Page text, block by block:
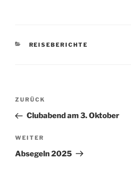
KATEGORIEN
REISEBERICHTE
Beitragsnavigation
Vorheriger
Beitrag
ZURÜCK
Clubabend am 3. Oktober
Nächster
Beitrag
WEITER
Absegeln 2025